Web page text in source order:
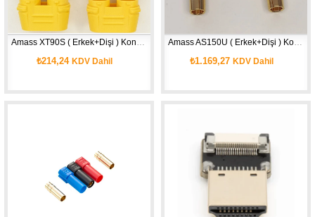
₺214,24KDV Dahil ₺1.169,27 KDV Dahil